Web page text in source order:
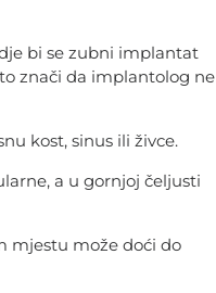
bi se zubni implantat
znači da implantolog ne
kost, sinus ili živce.
a u gornjoj čeljusti
mjestu može doći do